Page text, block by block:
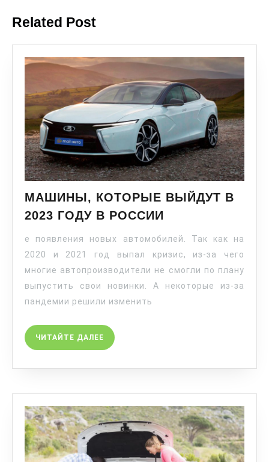
Related Post
МАШИНЫ, КОТОРЫЕ ВЫЙДУТ В
2023 ГОДУ В РОССИИ
е появления новых автомобилей. Так как на
2020 и 2021 год выпал кризис, из-за чего
многие автопроизводители не смогли по плану
выпустить свои новинки. А некоторые из-за
пандемии решили изменить
ЧИТАЙТЕ ДАЛЕЕ